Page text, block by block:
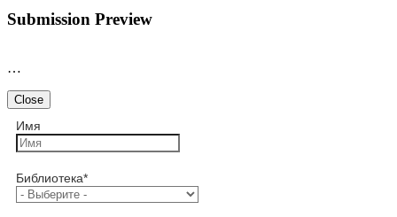
Submission Preview
…
Close
Имя
Библиотека*